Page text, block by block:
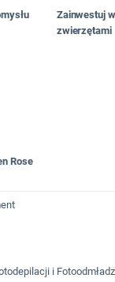
Zainwestuj
zwierzętami
Rose
i